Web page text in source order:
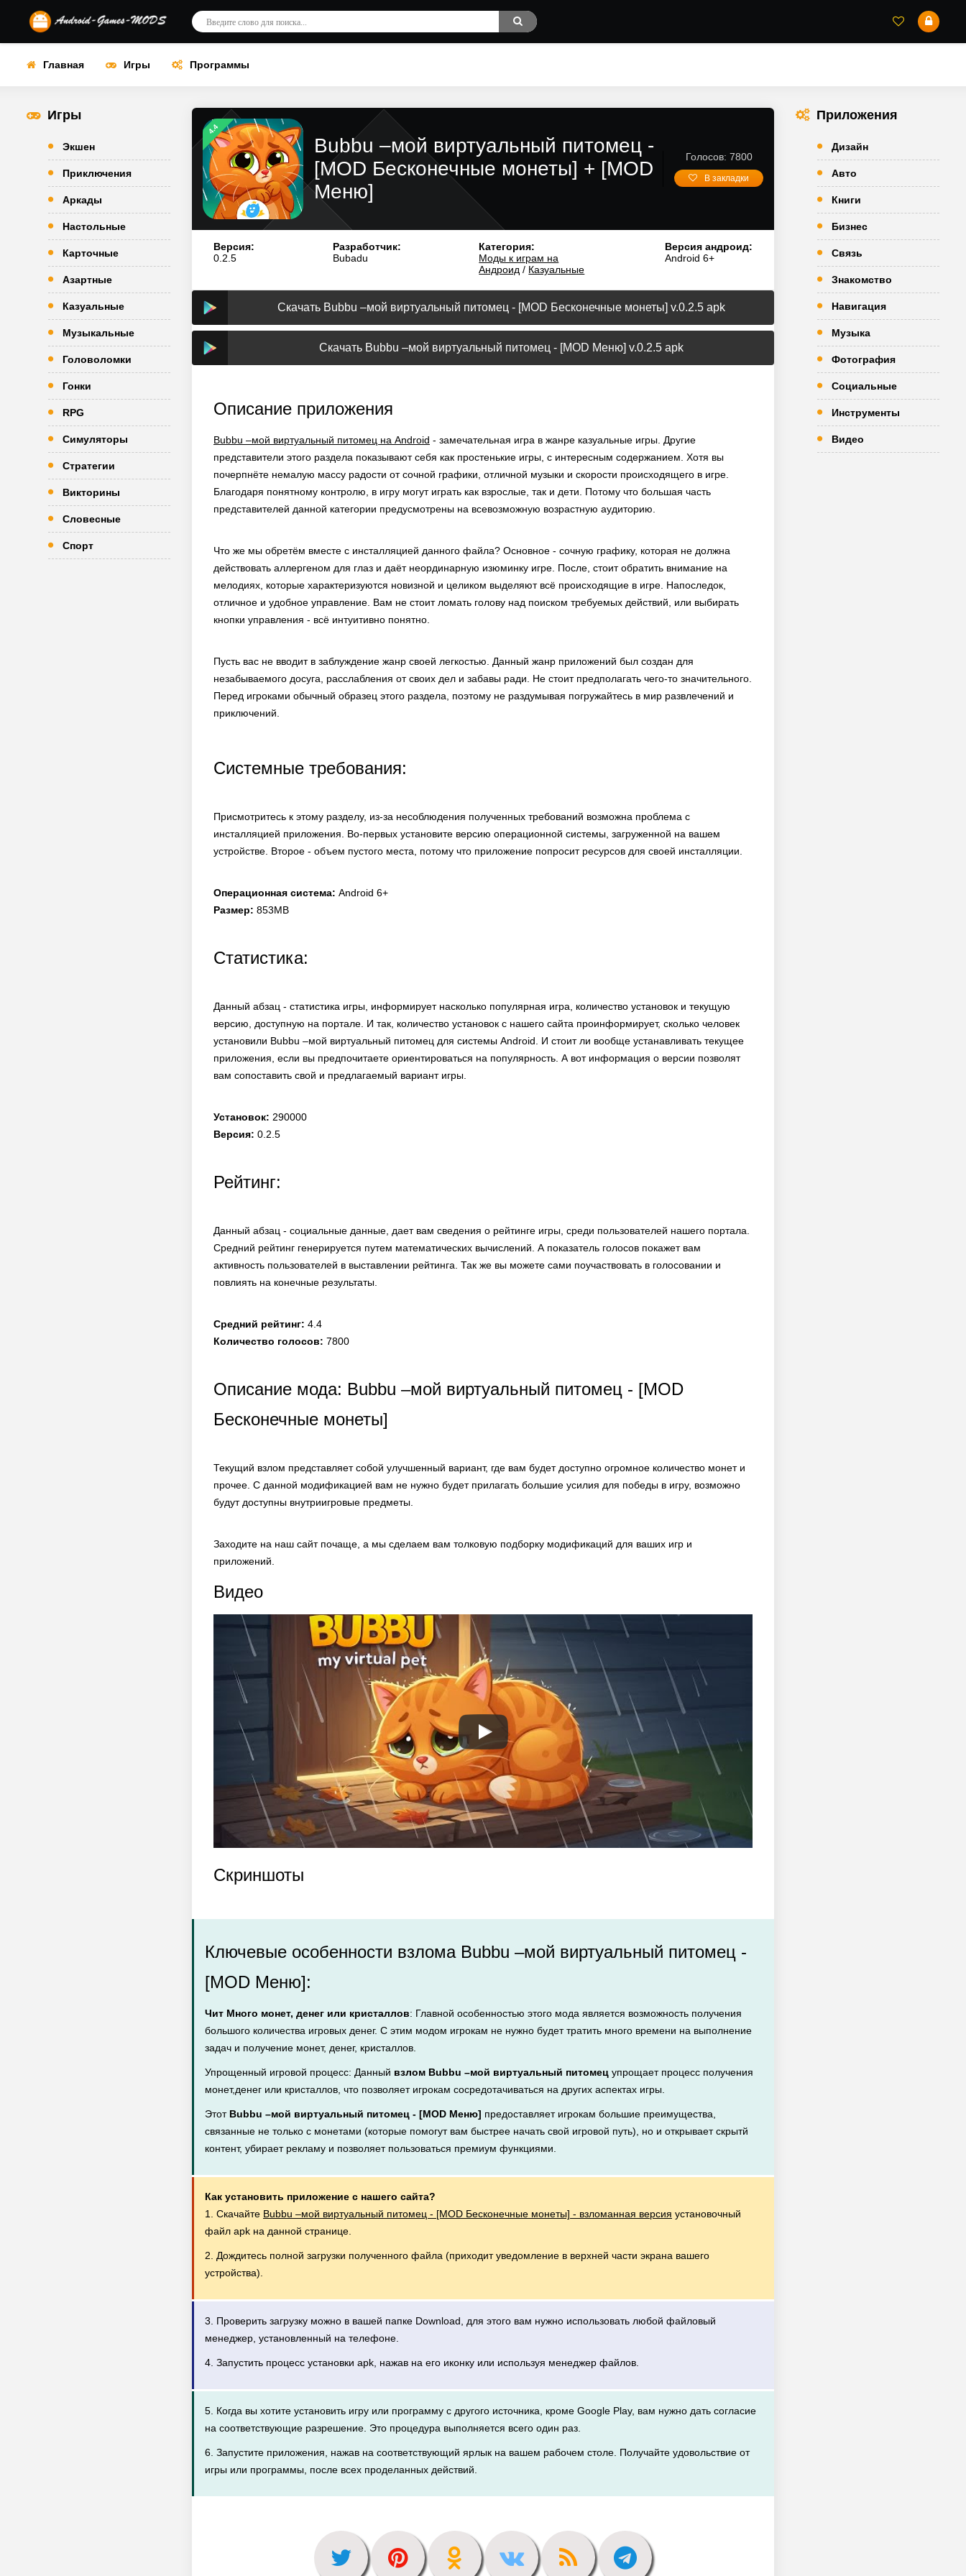
Главная Игры Программы
Игры
Экшен
Приключения
Аркады
Настольные
Карточные
Азартные
Казуальные
Музыкальные
Головоломки
Гонки
RPG
Симуляторы
Стратегии
Викторины
Словесные
Спорт
4.4
Bubbu –мой виртуальный питомец -
[MOD Бесконечные монеты] + [MOD
Меню]
Голосов: 7800
В закладки
Версия:
0.2.5
Разработчик:
Bubadu
Категория:
Моды к играм на
Андроид / Казуальные
Версия андроид:
Android 6+
Скачать Bubbu –мой виртуальный питомец - [MOD Бесконечные монеты] v.0.2.5 apk
Скачать Bubbu –мой виртуальный питомец - [MOD Меню] v.0.2.5 apk
Описание приложения
Bubbu –мой виртуальный питомец на Android - замечательная игра в жанре казуальные игры. Другие
представители этого раздела показывают себя как простенькие игры, с интересным содержанием. Хотя вы
почерпнёте немалую массу радости от сочной графики, отличной музыки и скорости происходящего в игре.
Благодаря понятному контролю, в игру могут играть как взрослые, так и дети. Потому что большая часть
представителей данной категории предусмотрены на всевозможную возрастную аудиторию.
Что же мы обретём вместе с инсталляцией данного файла? Основное - сочную графику, которая не должна
действовать аллергеном для глаз и даёт неординарную изюминку игре. После, стоит обратить внимание на
мелодиях, которые характеризуются новизной и целиком выделяют всё происходящие в игре. Напоследок,
отличное и удобное управление. Вам не стоит ломать голову над поиском требуемых действий, или выбирать
кнопки управления - всё интуитивно понятно.
Пусть вас не вводит в заблуждение жанр своей легкостью. Данный жанр приложений был создан для
незабываемого досуга, расслабления от своих дел и забавы ради. Не стоит предполагать чего-то значительного.
Перед игроками обычный образец этого раздела, поэтому не раздумывая погружайтесь в мир развлечений и
приключений.
Системные требования:
Присмотритесь к этому разделу, из-за несоблюдения полученных требований возможна проблема с
инсталляцией приложения. Во-первых установите версию операционной системы, загруженной на вашем
устройстве. Второе - объем пустого места, потому что приложение попросит ресурсов для своей инсталляции.
Операционная система: Android 6+
Размер: 853MB
Статистика:
Данный абзац - статистика игры, информирует насколько популярная игра, количество установок и текущую
версию, доступную на портале. И так, количество установок с нашего сайта проинформирует, сколько человек
установили Bubbu –мой виртуальный питомец для системы Android. И стоит ли вообще устанавливать текущее
приложения, если вы предпочитаете ориентироваться на популярность. А вот информация о версии позволят
вам сопоставить свой и предлагаемый вариант игры.
Установок: 290000
Версия: 0.2.5
Рейтинг:
Данный абзац - социальные данные, дает вам сведения о рейтинге игры, среди пользователей нашего портала.
Средний рейтинг генерируется путем математических вычислений. А показатель голосов покажет вам
активность пользователей в выставлении рейтинга. Так же вы можете сами поучаствовать в голосовании и
повлиять на конечные результаты.
Средний рейтинг: 4.4
Количество голосов: 7800
Описание мода: Bubbu –мой виртуальный питомец - [MOD
Бесконечные монеты]
Текущий взлом представляет собой улучшенный вариант, где вам будет доступно огромное количество монет и
прочее. С данной модификацией вам не нужно будет прилагать большие усилия для победы в игру, возможно
будут доступны внутриигровые предметы.
Заходите на наш сайт почаще, а мы сделаем вам толковую подборку модификаций для ваших игр и
приложений.
Видео
Скриншоты
Ключевые особенности взлома Bubbu –мой виртуальный питомец -
[MOD Меню]:
Чит Много монет, денег или кристаллов: Главной особенностью этого мода является возможность получения
большого количества игровых денег. С этим модом игрокам не нужно будет тратить много времени на выполнение
задач и получение монет, денег, кристаллов.
Упрощенный игровой процесс: Данный взлом Bubbu –мой виртуальный питомец упрощает процесс получения
монет,денег или кристаллов, что позволяет игрокам сосредотачиваться на других аспектах игры.
Этот Bubbu –мой виртуальный питомец - [MOD Меню] предоставляет игрокам большие преимущества,
связанные не только с монетами (которые помогут вам быстрее начать свой игровой путь), но и открывает скрытй
контент, убирает рекламу и позволяет пользоваться премиум функциями.
Как установить приложение с нашего сайта?
1. Скачайте Bubbu –мой виртуальный питомец - [MOD Бесконечные монеты] - взломанная версия установочный
файл apk на данной странице.
2. Дождитесь полной загрузки полученного файла (приходит уведомление в верхней части экрана вашего
устройства).
3. Проверить загрузку можно в вашей папке Download, для этого вам нужно использовать любой файловый
менеджер, установленный на телефоне.
4. Запустить процесс установки apk, нажав на его иконку или используя менеджер файлов.
5. Когда вы хотите установить игру или программу с другого источника, кроме Google Play, вам нужно дать согласие
на соответствующие разрешение. Это процедура выполняется всего один раз.
6. Запустите приложения, нажав на соответствующий ярлык на вашем рабочем столе. Получайте удовольствие от
игры или программы, после всех проделанных действий.
Приложения
Дизайн
Авто
Книги
Бизнес
Связь
Знакомство
Навигация
Музыка
Фотография
Социальные
Инструменты
Видео